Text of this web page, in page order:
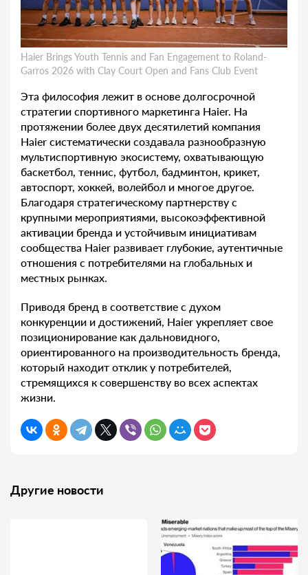
Haier Brings Youth Tennis and Fan Engagement to Roland-
Garros 2026 with Clay Court Open and Fans Club Event
Эта философия лежит в основе долгосрочной
стратегии спортивного маркетинга Haier. На
протяжении более двух десятилетий компания
Haier систематически создавала разнообразную
мультиспортивную экосистему, охватывающую
баскетбол, теннис, футбол, бадминтон, крикет,
автоспорт, хоккей, волейбол и многое другое.
Благодаря стратегическому партнерству с
крупными мероприятиями, высокоэффективной
активации бренда и устойчивым инициативам
сообщества Haier развивает глубокие, аутентичные
отношения с потребителями на глобальных и
местных рынках.
Приводя бренд в соответствие с духом
конкуренции и достижений, Haier укрепляет свое
позиционирование как дальновидного,
ориентированного на производительность бренда,
который находит отклик у потребителей,
стремящихся к совершенству во всех аспектах
жизни.
Другие новости